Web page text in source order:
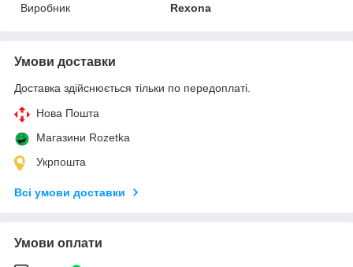
Виробник
Rexona
Умови доставки
Доставка здійснюється тільки по передоплаті.
Нова Пошта
Магазини Rozetka
Укрпошта
Всі умови доставки
Умови оплати